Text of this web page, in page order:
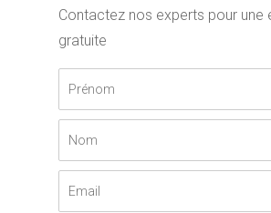
Contactez nos experts pour une
gratuite